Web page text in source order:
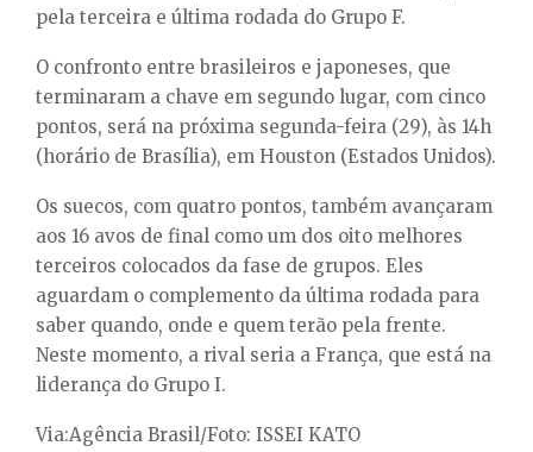
pela terceira e última rodada do Grupo F.
O confronto entre brasileiros e japoneses, que
terminaram a chave em segundo lugar, com cinco
pontos, será na próxima segunda-feira (29), às 14h
(horário de Brasília), em Houston (Estados Unidos).
Os suecos, com quatro pontos, também avançaram
aos 16 avos de final como um dos oito melhores
terceiros colocados da fase de grupos. Eles
aguardam o complemento da última rodada para
saber quando, onde e quem terão pela frente.
Neste momento, a rival seria a França, que está na
liderança do Grupo I.
Via:Agência Brasil/Foto: ISSEI KATO